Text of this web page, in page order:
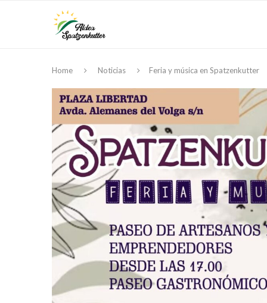
Home Noticias Feria y música en Spatzenkutter